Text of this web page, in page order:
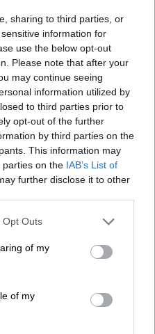
sharing to third parties, or
information for
use the below opt-out
Please note that after your
may continue seeing
information utilized by
to third parties prior to
opt-out of the further
by third parties on the
This information may
parties on the IAB’s List of
further disclose it to other
uses one or more Google
behaviour. You may click to
and its third-party tags to
purposes in below Google
Opt Outs
of my
of my
, ύστερα από
.
Νέα ανάρτηση
στο
με αυτά
του
από λίγες
ηθοποιό Ιωάννη
προκαλεί